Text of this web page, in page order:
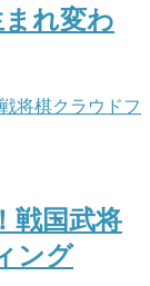
れ変わ
戦国武将
ング